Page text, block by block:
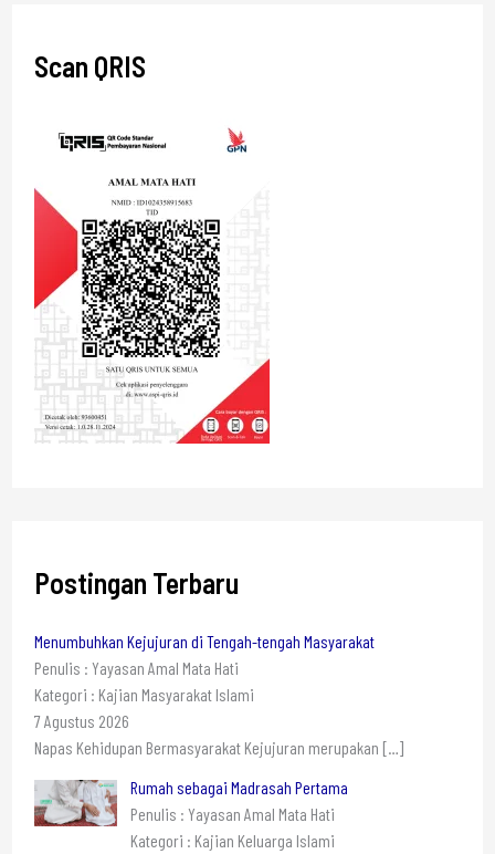
Scan QRIS
Postingan Terbaru
Menumbuhkan Kejujuran di Tengah-tengah Masyarakat
Penulis : Yayasan Amal Mata Hati
Kategori : Kajian Masyarakat Islami
7 Agustus 2026
Napas Kehidupan Bermasyarakat Kejujuran merupakan […]
Rumah sebagai Madrasah Pertama
Penulis : Yayasan Amal Mata Hati
Kategori : Kajian Keluarga Islami